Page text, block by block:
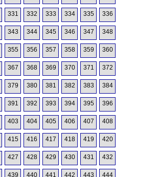
331 332 333 334 335 336
343 344 345 346 347 348
355 356 357 358 359 360
367 368 369 370 371 372
379 380 381 382 383 384
391 392 393 394 395 396
403 404 405 406 407 408
415 416 417 418 419 420
427 428 429 430 431 432
439 440 441 442 443 444